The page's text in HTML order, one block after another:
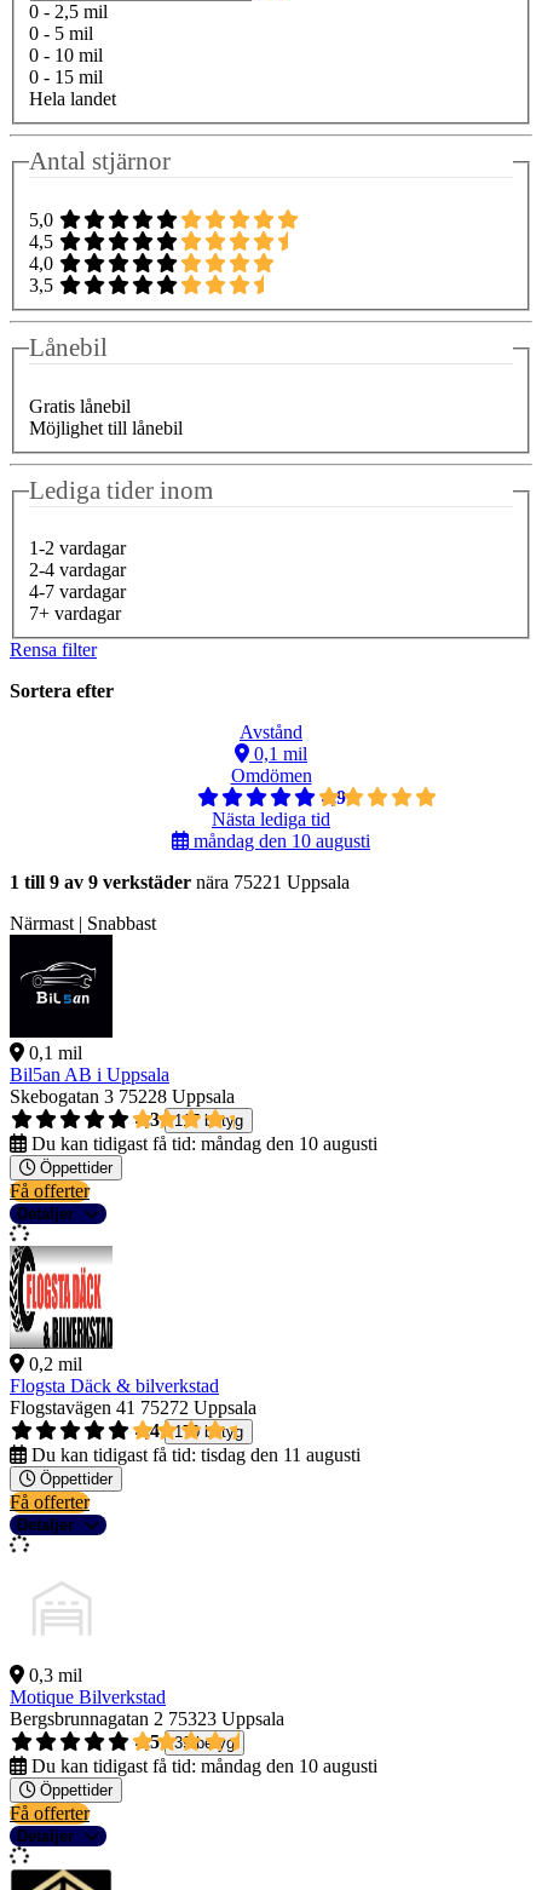
0 - 2,5 mil
0 - 5 mil
0 - 10 mil
0 - 15 mil
Hela landet
Antal stjärnor
5,0
4,5
4,0
3,5
Lånebil
Gratis lånebil
Möjlighet till lånebil
Lediga tider inom
1-2 vardagar
2-4 vardagar
4-7 vardagar
7+ vardagar
Rensa filter
Sortera efter
Avstånd
0,1 mil
Omdömen
4,9
Nästa lediga tid
måndag den 10 augusti
1 till 9 av 9 verkstäder nära 75221 Uppsala
Närmast | Snabbast
0,1 mil
Bil5an AB i Uppsala
Skebogatan 3 75228 Uppsala
4,3
117 betyg
Du kan tidigast få tid: måndag den 10 augusti
Öppettider
Få offerter
Detaljer
0,2 mil
Flogsta Däck & bilverkstad
Flogstavägen 41 75272 Uppsala
4,4
170 betyg
Du kan tidigast få tid: tisdag den 11 augusti
Öppettider
Få offerter
Detaljer
0,3 mil
Motique Bilverkstad
Bergsbrunnagatan 2 75323 Uppsala
4,5
39 betyg
Du kan tidigast få tid: måndag den 10 augusti
Öppettider
Få offerter
Detaljer